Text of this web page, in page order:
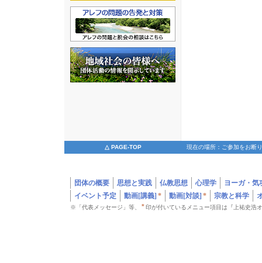
△ PAGE-TOP 現在の場所：ご参加をお断
団体の概要 思想と実践 仏教思想 心理学
ヨーガ・気
イベント予定
動画[講義] * 動画[対談] * 宗教と科学
※「代表メッセージ」等、 * 印が付いているメニュー項目は『上祐史浩